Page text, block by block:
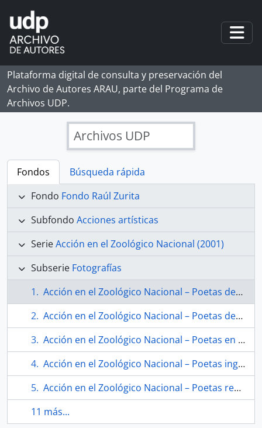
Skip to main content
Plataforma digital de consulta y preservación del
Archivo de Autores ARAU, parte del Programa de
Archivos UDP.
Archivos UDP
Fondos
Búsqueda rápida
Fondo Fondo Raúl Zurita
Subfondo Acciones artísticas
SerieAcción en el Zoológico Nacional (2001)
Subserie Fotografías
Acción en el Zoológico Nacional – Poetas dentro de la jaula durante la lectura bajo la mirada de los primates
Acción en el Zoológico Nacional – Poetas dentro de la jaula durante la lectura
Acción en el Zoológico Nacional – Poetas en lectura dentro de la jaula, vista panorámica del recinto
Acción en el Zoológico Nacional – Poetas ingresando al foso y jaula de lectura
Acción en el Zoológico Nacional – Poetas reunidos dentro de la jaula durante la intervención
11 más...